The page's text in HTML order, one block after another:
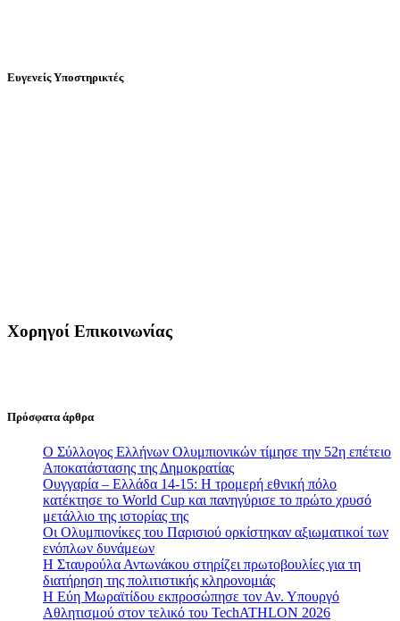
Ευγενείς Υποστηρικτές
Χορηγοί Επικοινωνίας
Πρόσφατα άρθρα
Ο Σύλλογος Ελλήνων Ολυμπιονικών τίμησε την 52η επέτειο
Αποκατάστασης της Δημοκρατίας
Ουγγαρία – Ελλάδα 14-15: Η τρομερή εθνική πόλο
κατέκτησε το World Cup και πανηγύρισε το πρώτο χρυσό
μετάλλιο της ιστορίας της
Οι Ολυμπιονίκες του Παρισιού ορκίστηκαν αξιωματικοί των
ενόπλων δυνάμεων
Η Σταυρούλα Αντωνάκου στηρίζει πρωτοβουλίες για τη
διατήρηση της πολιτιστικής κληρονομιάς
Η Εύη Μωραϊτίδου εκπροσώπησε τον Αν. Υπουργό
Αθλητισμού στον τελικό του TechATHLON 2026